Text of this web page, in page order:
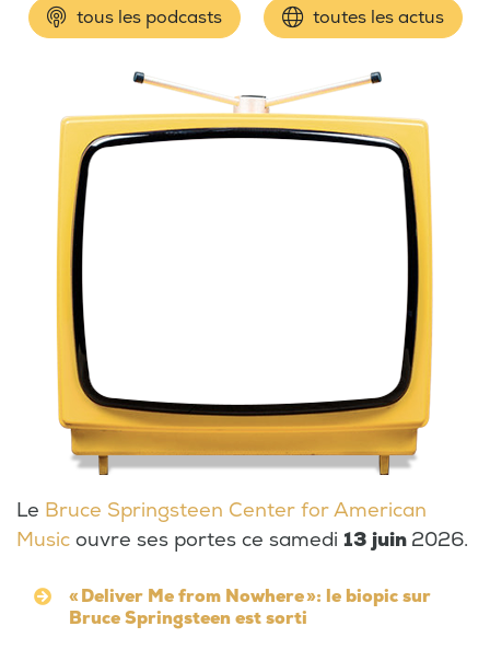
tous les podcasts toutes les actus
Le Bruce Springsteen Center for American
Music ouvre ses portes ce samedi 13 juin 2026.
« Deliver Me from Nowhere »: le biopic sur
Bruce Springsteen est sorti